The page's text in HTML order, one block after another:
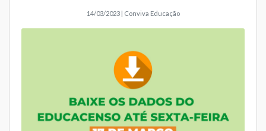
14/03/2023 | Conviva Educação